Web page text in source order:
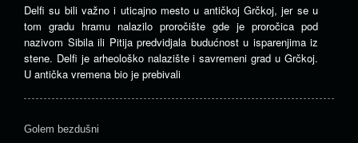
Delfi su bili važno i uticajno mesto u antičkoj Grčkoj, jer se u
tom gradu hramu nalazilo proročište gde je proročica pod
nazivom Sibila ili Pitija predvidjala budućnost u isparenjima iz
stene. Delfi je arheološko nalazište i savremeni grad u Grčkoj.
U antička vremena bio je prebivali
Golem bezdušni